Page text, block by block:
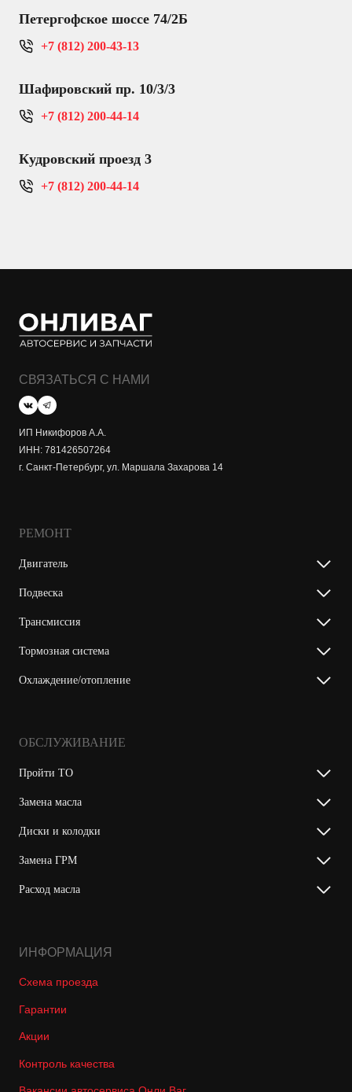
Петергофское шоссе 74/2Б
+7 (812) 200-43-13
Шафировский пр. 10/3/3
+7 (812) 200-44-14
Кудровский проезд 3
+7 (812) 200-44-14
СВЯЗАТЬСЯ С НАМИ
ИП Никифоров А.А.
ИНН: 781426507264
г. Санкт-Петербург, ул. Маршала Захарова 14
РЕМОНТ
Двигатель
Подвеска
Трансмиссия
Тормозная система
Охлаждение/отопление
ОБСЛУЖИВАНИЕ
Пройти ТО
Замена масла
Диски и колодки
Замена ГРМ
Расход масла
ИНФОРМАЦИЯ
Схема проезда
Гарантии
Акции
Контроль качества